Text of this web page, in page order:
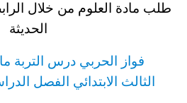
طلب مادة العلوم من خلال
الحديثة
فواز الحربي درس التربة
الثالث الابتدائي الفصل الدراسى